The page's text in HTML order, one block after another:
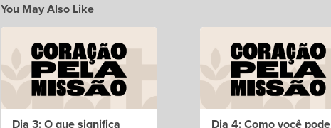
You May Also Like
Dia 3: O que significa Dia 4: Como você pode